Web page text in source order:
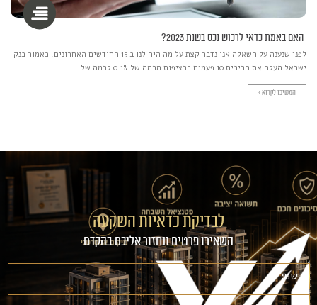
האם באמת כדאי לרכוש נכס בשנת 2023?
לפני שנענה על השאלה אנו נדבר קצת על מה היה לנו ב 15 החודשים האחרונים. כאמור בנק
ישראל העלה את הריבית 10 פעמים ברציפות מרמה של 0.1% לרמה של...
המשיכו לקרוא >
לבדיקת כדאיות השקעה
השאירו פרטים ונחזור אליכם בהקדם